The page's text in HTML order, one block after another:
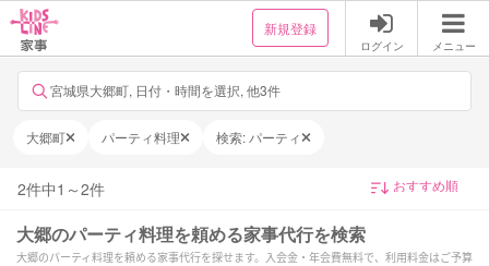
新規登録
ログイン メニュー
宮城県大郷町, 日付・時間を選択, 他3件
大郷町 パーティ料理 検索: パーティ
2件中1 ～2件
大郷のパーティ料理を頼める家事代行を検索
大郷のパーティ料理を頼める家事代行を探せます。入会金・年会費無料で、利用料金はご予算